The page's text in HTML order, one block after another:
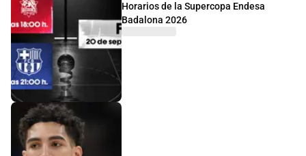
Horarios de la Supercopa Endesa
Badalona 2026